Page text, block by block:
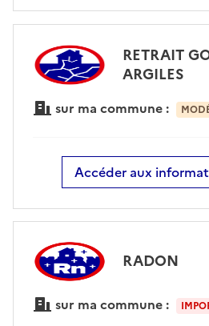
RETRAIT
ARGILES
sur ma commune :
Accéder aux
RADON
sur ma commune :